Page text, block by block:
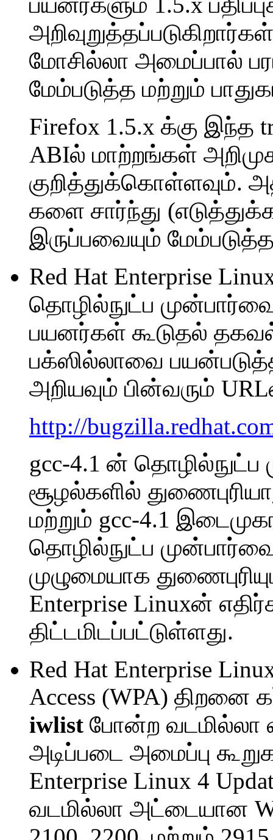
மோசில்லா அமைப்பால்
மேம்படுத்த மற்றும்
Firefox 1.5.x க்கு இந்த
ABIல் மாற்றங்கள்
குறித்துக்கொள்ளவும்.
களை சார்ந்து
இருப்பவையும்
Red Hat Enterprise
தொழில்நுட்ப
பயனர்கள் கூடுதல்
பக்ஸில்லாவை
அறியவும் பின்வரும்
http://
gcc-4.1 ன் தொழில்நுட்ப
சூழல்களில்
மற்றும் gcc-4.1
தொழில்நுட்ப முன்பார்வை
முழுமையாக
Enterprise Linuxன்
திட்டமிடப்பட்டுள்ளது.
Red Hat Enterprise
Access (WPA) திறனை
iwlist போன்ற வடமில்லா
அடிப்படை அமைப்பு
Enterprise Linux 4
வடமில்லா அட்டையான